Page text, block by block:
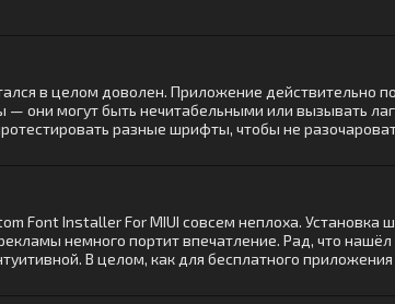
в целом доволен. Приложение действительно
они могут быть нечитабельными или вызывать
разные шрифты, чтобы не
Font Installer For MIUI совсем неплоха.
немного портит впечатление. Рад, что
В целом, как для бесплатного